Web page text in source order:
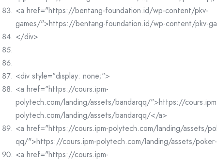
<a href="https://bentang-foundation.id/wp-content/pkv-
games/">https://bentang-foundation.id/wp-content/pkv-
</div>
<div style="display: none;">
<a href="https://cours.ipm-
polytech.com/landing/assets/bandarqq/">https://
polytech.com/landing/assets/bandarqq/</a>
<a href="https://cours.ipm-polytech.com/landing/assets/
qq/">https://cours.ipm-polytech.com/landing/assets/
<a href="https://cours.ipm-